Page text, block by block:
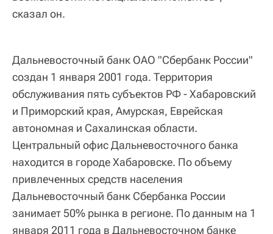
сказал он.
Дальневосточный банк ОАО "Сбербанк России"
создан 1 января 2001 года. Территория
обслуживания пять субъектов РФ - Хабаровский
и Приморский края, Амурская, Еврейская
автономная и Сахалинская области.
Центральный офис Дальневосточного банка
находится в городе Хабаровске. По объему
привлеченных средств населения
Дальневосточный банк Сбербанка России
занимает 50% рынка в регионе. По данным на 1
января 2011 года в Дальневосточном банке